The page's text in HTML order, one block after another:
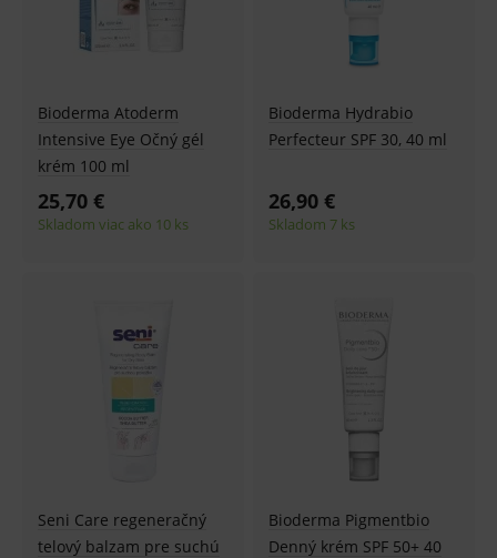
Bioderma Atoderm
Intensive Eye Očný gél
krém 100 ml
25,70 €
Skladom viac ako 10 ks
Bioderma Hydrabio
Perfecteur SPF 30, 40 ml
26,90 €
Skladom 7 ks
Seni Care regeneračný
telový balzam pre suchú
Bioderma Pigmentbio
Denný krém SPF 50+ 40